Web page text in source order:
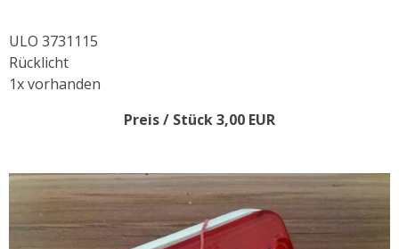
ULO 3731115
Rücklicht
1x vorhanden
Preis / Stück 3,00 EUR